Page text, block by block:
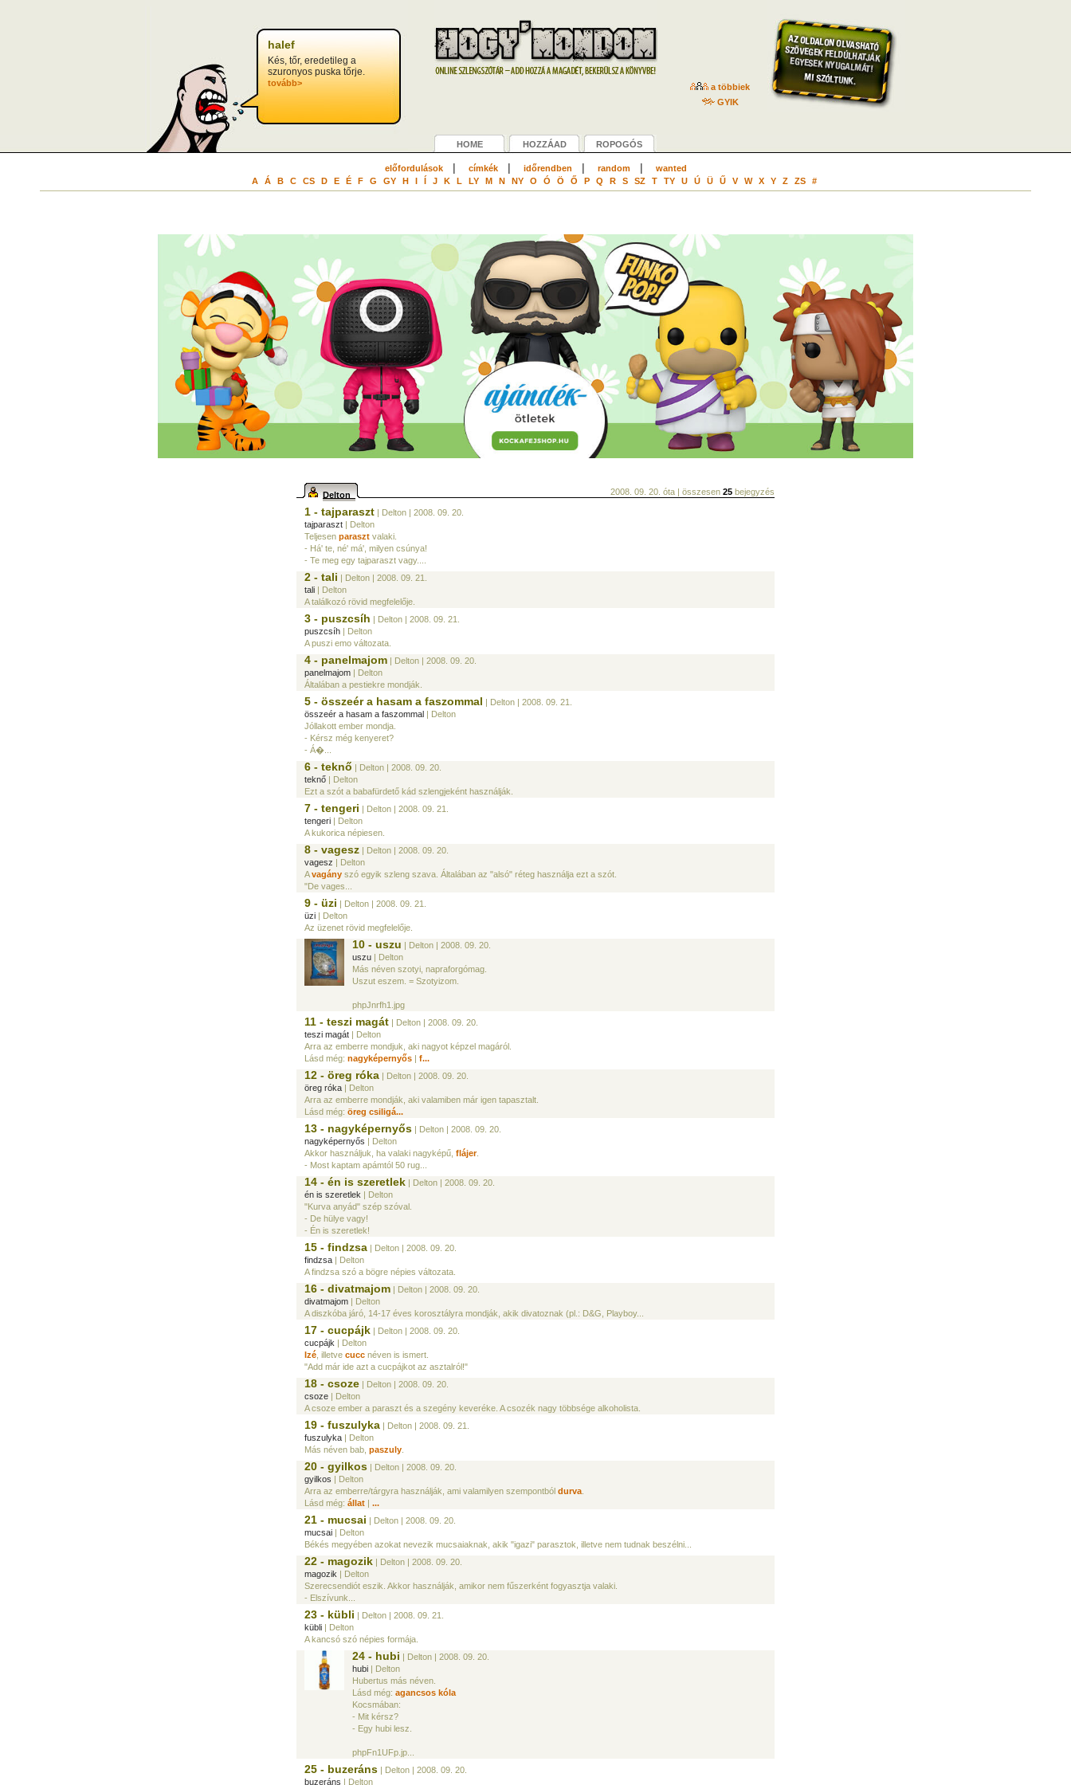
halef
Kés, tőr, eredetileg a
szuronyos puska tőrje.
tovább>
a többiek
GYIK
HOME HOZZÁAD ROPOGÓS
előfordulások| címkék| időrendben | random|
wanted
A
Á B C CS D E É F G GY H I Í J K L LY M N NY O Ó Ö Ő P Q R S SZ T TY U Ú Ü Ű V W X Y Z ZS #
Delton 2008. 09. 20. óta | összesen 25 bejegyzés
1 - tajparaszt | Delton | 2008. 09. 20.
tajparaszt | Delton
Teljesen paraszt valaki.
- Há' te, né' má', milyen csúnya!
- Te meg egy tajparaszt vagy....
2 - tali | Delton | 2008. 09. 21.
tali | Delton
A találkozó rövid megfelelője.
3 - puszcsíh | Delton | 2008. 09. 21.
puszcsíh | Delton
A puszi emo változata.
4 - panelmajom | Delton | 2008. 09. 20.
panelmajom | Delton
Általában a pestiekre mondják.
5 - összeér a hasam a faszommal | Delton | 2008. 09. 21.
összeér a hasam a faszommal | Delton
Jóllakott ember mondja.
- Kérsz még kenyeret?
- Á�...
6 - teknő | Delton | 2008. 09. 20.
teknő | Delton
Ezt a szót a babafürdető kád szlengjeként használják.
7 - tengeri | Delton | 2008. 09. 21.
tengeri | Delton
A kukorica népiesen.
8 - vagesz | Delton | 2008. 09. 20.
vagesz | Delton
Avagány szó egyik szleng szava. Általában az "alsó" réteg használja ezt a szót.
"De vages...
9 - üzi | Delton | 2008. 09. 21.
üzi | Delton
Az üzenet rövid megfelelője.
10 - uszu | Delton | 2008. 09. 20.
uszu | Delton
Más néven szotyi, napraforgómag.
Uszut eszem. = Szotyizom.
phpJnrfh1.jpg
11 - teszi magát | Delton | 2008. 09. 20.
teszi magát | Delton
Arra az emberre mondjuk, aki nagyot képzel magáról.
Lásd még: nagyképernyős | f...
12 - öreg róka | Delton | 2008. 09. 20.
öreg róka | Delton
Arra az emberre mondják, aki valamiben már igen tapasztalt.
Lásd még: öreg csiligá...
13 - nagyképernyős | Delton | 2008. 09. 20.
nagyképernyős | Delton
Akkor használjuk, ha valaki nagyképű, flájer.
- Most kaptam apámtól 50 rug...
14 - én is szeretlek | Delton | 2008. 09. 20.
én is szeretlek | Delton
"Kurva anyád" szép szóval.
- De hülye vagy!
- Én is szeretlek!
15 - findzsa | Delton | 2008. 09. 20.
findzsa | Delton
A findzsa szó a bögre népies változata.
16 - divatmajom | Delton | 2008. 09. 20.
divatmajom | Delton
A diszkóba járó, 14-17 éves korosztályra mondják, akik divatoznak (pl.: D&G, Playboy...
17 - cucpájk | Delton | 2008. 09. 20.
cucpájk | Delton
Izé , illetve cucc néven is ismert.
"Add már ide azt a cucpájkot az asztalról!"
18 - csoze | Delton | 2008. 09. 20.
csoze | Delton
A csoze ember a paraszt és a szegény keveréke. A csozék nagy többsége alkoholista.
19 - fuszulyka | Delton | 2008. 09. 21.
fuszulyka | Delton
Más néven bab, paszuly
20 - gyilkos | Delton | 2008. 09. 20.
gyilkos | Delton
Arra az emberre/tárgyra használják, ami valamilyen szempontból durva
Lásd még: állat | ...
21 - mucsai | Delton | 2008. 09. 20.
mucsai | Delton
Békés megyében azokat nevezik mucsaiaknak, akik "igazi" parasztok, illetve nem tudnak beszélni...
22 - magozik | Delton | 2008. 09. 20.
magozik | Delton
Szerecsendiót eszik. Akkor használják, amikor nem fűszerként fogyasztja valaki.
- Elszívunk...
23 - kübli | Delton | 2008. 09. 21.
kübli | Delton
A kancsó szó népies formája.
24 - hubi | Delton | 2008. 09. 20.
hubi | Delton
Hubertus más néven.
Lásd még: agancsos kóla
Kocsmában:
- Mit kérsz?
- Egy hubi lesz.
phpFn1UFp.jp...
25 - buzeráns | Delton | 2008. 09. 20.
buzeráns | Delton